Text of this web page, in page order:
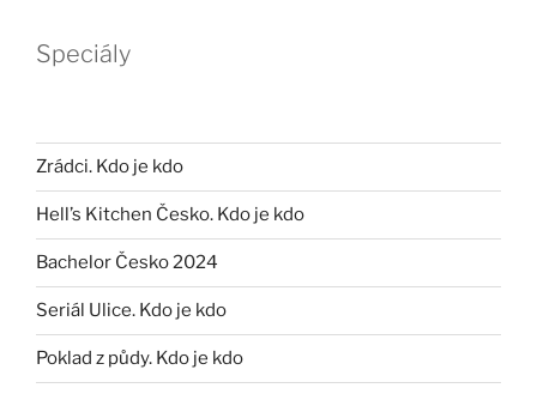
Speciály
Zrádci. Kdo je kdo
Hell’s Kitchen Česko. Kdo je kdo
Bachelor Česko 2024
Seriál Ulice. Kdo je kdo
Poklad z půdy. Kdo je kdo